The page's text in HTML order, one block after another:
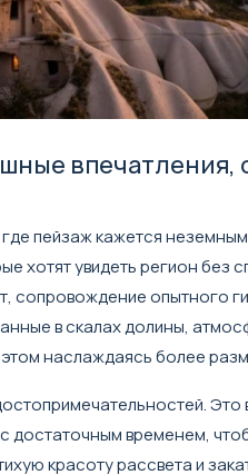
пейзаж кажется
хотят увидеть регион без
сопровождение опытного
в скалах долины,
наслаждаясь более
достаточным временем,
красоту рассвета и